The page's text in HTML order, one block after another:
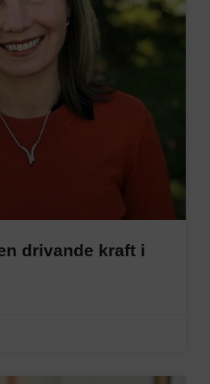
drivande kraft i